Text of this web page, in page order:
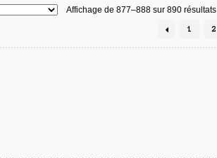
Affichage de 877–888 sur 890 résultats
1 2